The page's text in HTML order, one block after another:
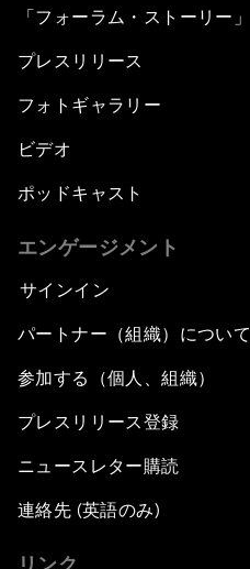
「フォーラム・ストーリー」
プレスリリース
フォトギャラリー
ビデオ
ポッドキャスト
エンゲージメント
サインイン
パートナー（組織）について
参加する（個人、組織）
プレスリリース登録
ニュースレター購読
連絡先 (英語のみ)
リンク